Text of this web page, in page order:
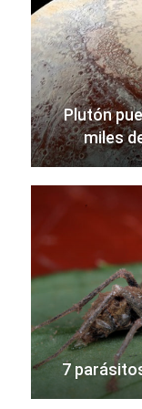
Plutón
miles
7